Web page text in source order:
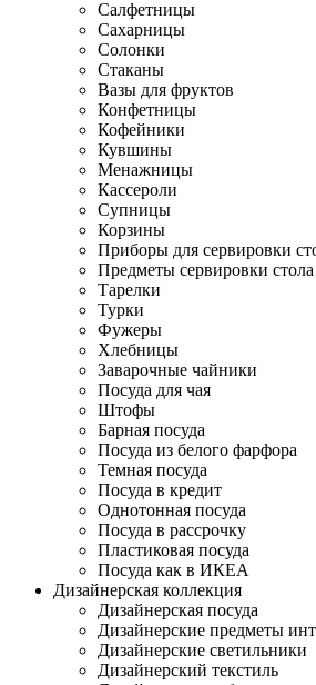
Салфетницы
Сахарницы
Солонки
Стаканы
Вазы для фруктов
Конфетницы
Кофейники
Кувшины
Менажницы
Кассероли
Супницы
Корзины
Приборы для сервировки
Предметы сервировки стола
Тарелки
Турки
Фужеры
Хлебницы
Заварочные чайники
Посуда для чая
Штофы
Барная посуда
Посуда из белого фарфора
Темная посуда
Посуда в кредит
Однотонная посуда
Посуда в рассрочку
Пластиковая посуда
Посуда как в ИКЕА
Дизайнерская коллекция
Дизайнерская посуда
Дизайнерские предметы
Дизайнерские светильники
Дизайнерский текстиль